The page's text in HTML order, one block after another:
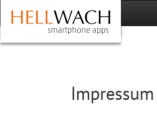
Impressum